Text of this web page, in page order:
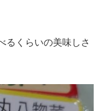
るくらいの美味しさ